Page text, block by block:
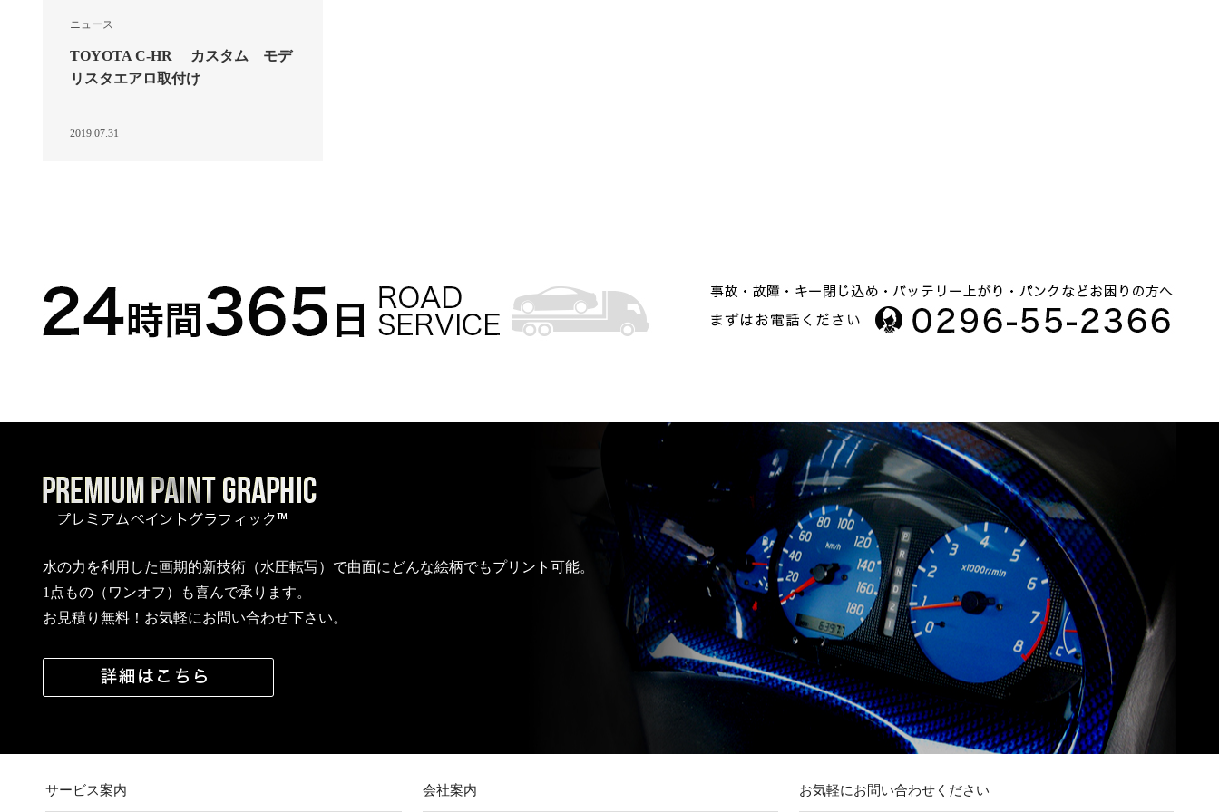
ニュース
TOYOTA C-HR カスタム モデ
リスタエアロ取付け
2019.07.31
水の力を利用した画期的新技術（水圧転写）で曲面にどんな絵柄でもプリント可能。
1点もの（ワンオフ）も喜んで承ります。
お見積り無料！お気軽にお問い合わせ下さい。
サービス案内 会社案内 お気軽にお問い合わせください